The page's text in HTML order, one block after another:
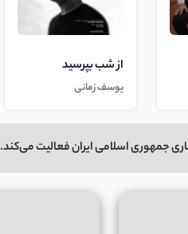
از شب بپرسید
یوسف زمانی
جمهوری اسلامی ایران فعالیت می‌کند.